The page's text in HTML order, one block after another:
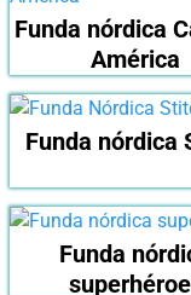
Funda nórdica
América
Funda nórdica
Funda